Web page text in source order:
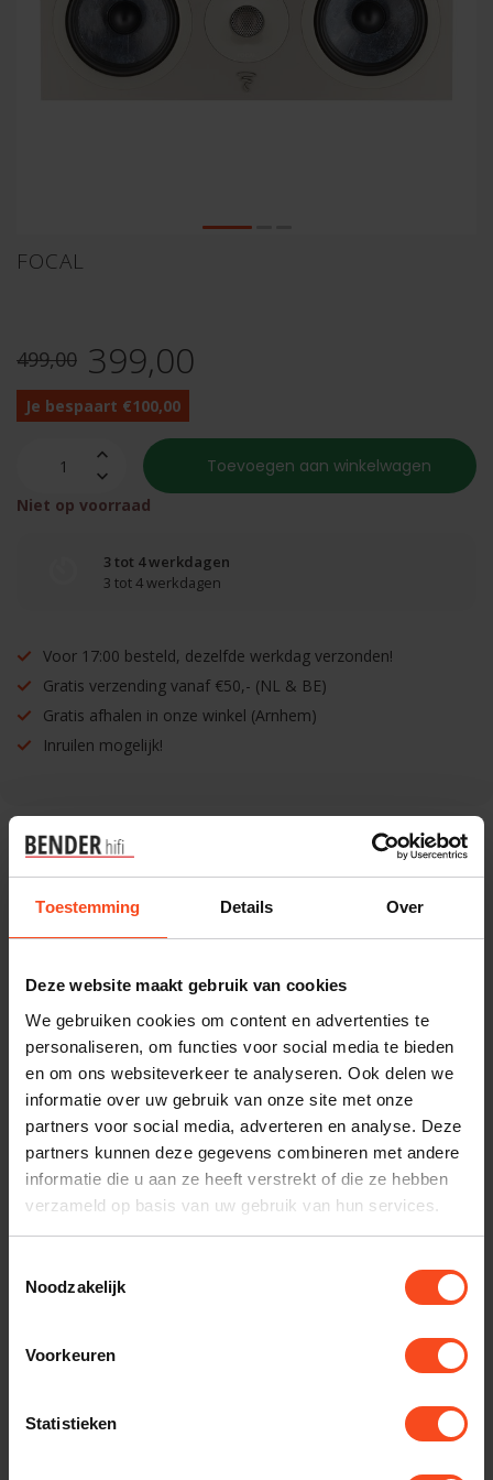
Toestemming Details Over
Deze website maakt gebruik van cookies
We gebruiken cookies om content en advertenties te
personaliseren, om functies voor social media te bieden
en om ons websiteverkeer te analyseren. Ook delen we
informatie over uw gebruik van onze site met onze
partners voor social media, adverteren en analyse. Deze
partners kunnen deze gegevens combineren met andere
informatie die u aan ze heeft verstrekt of die ze hebben
verzameld op basis van uw gebruik van hun services.
Noodzakelijk
Voorkeuren
Statistieken
FOCAL
499,00 399,00
Je bespaart €100,00
Toevoegen aan winkelwagen
Niet op voorraad
3 tot 4 werkdagen
3 tot 4 werkdagen
Voor 17:00 besteld, dezelfde werkdag verzonden!
Gratis verzending vanaf €50,- (NL & BE)
Gratis afhalen in onze winkel (Arnhem)
Inruilen mogelijk!
Benieuwd naar dit product?
Plan kosteloos een luisterafspraak. Of heb je hulp
Interesse in product
Maak een luisterafspraak
Productomschrijving
Reviews
Gerelateerde producten
Focal Chora Center stand €99,00